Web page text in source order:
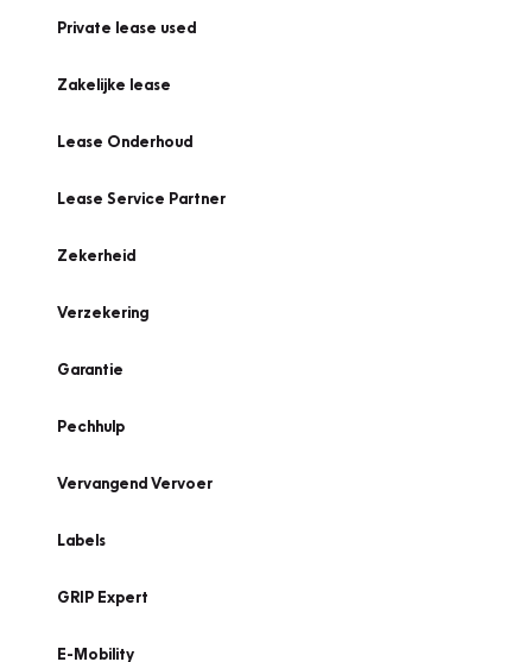
Private lease used
Zakelijke lease
Lease Onderhoud
Lease Service Partner
Zekerheid
Verzekering
Garantie
Pechhulp
Vervangend Vervoer
Labels
GRIP Expert
E-Mobility